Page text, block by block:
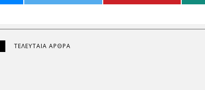
ΤΕΛΕΥΤΑΊΑ ΆΡΘΡΑ